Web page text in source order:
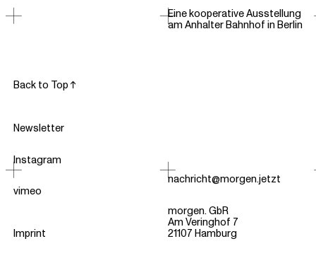
Eine kooperative Ausstellung
am Anhalter Bahnhof in Berlin
Imprint
Newsletter
Instagram
vimeo
nachricht@morgen.jetzt
morgen. GbR
Am Veringhof 7
21107 Hamburg
Back to Top ↑